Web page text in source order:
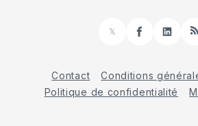
𝕏
FacebookLinkedIn
Contact
Conditions
Politique de confidentialité